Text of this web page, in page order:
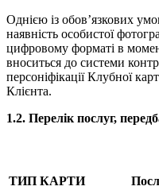
Однією із обов’язкових
наявність особистої
цифровому форматі в
вноситься до системи
персоніфікації Клубної
Клієнта.
1.2. Перелік послуг,
ТИП КАРТИ